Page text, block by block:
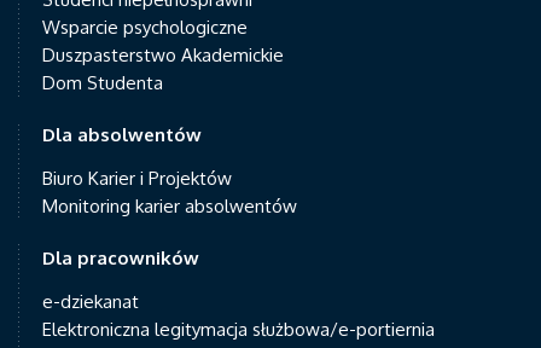
Wsparcie psychologiczne
Duszpasterstwo Akademickie
Dom Studenta
Dla absolwentów
Biuro Karier i Projektów
Monitoring karier absolwentów
Dla pracowników
e-dziekanat
Elektroniczna legitymacja służbowa/e-portiernia